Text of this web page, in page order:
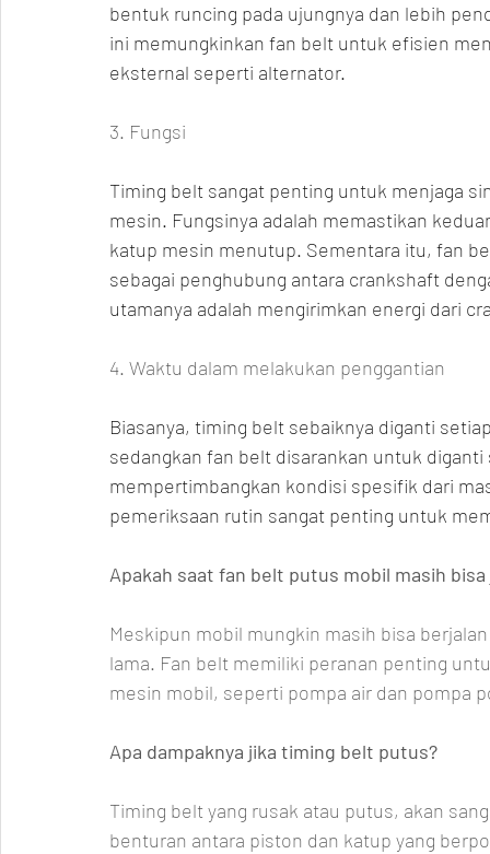
bentuk runcing pada ujungnya dan lebih
ini memungkinkan fan belt untuk efisien
eksternal seperti alternator.
3. Fungsi
Timing belt sangat penting untuk menjaga
mesin. Fungsinya adalah memastikan
katup mesin menutup. Sementara itu, fan
sebagai penghubung antara crankshaft
utamanya adalah mengirimkan energi dari
4. Waktu dalam melakukan penggantian
Biasanya, timing belt sebaiknya diganti
sedangkan fan belt disarankan untuk
mempertimbangkan kondisi spesifik dari
pemeriksaan rutin sangat penting untuk
Apakah saat fan belt putus mobil masih bisa
Meskipun mobil mungkin masih bisa
lama. Fan belt memiliki peranan penting
mesin mobil, seperti pompa air dan pompa
Apa dampaknya jika timing belt putus?
Timing belt yang rusak atau putus, akan
benturan antara piston dan katup yang